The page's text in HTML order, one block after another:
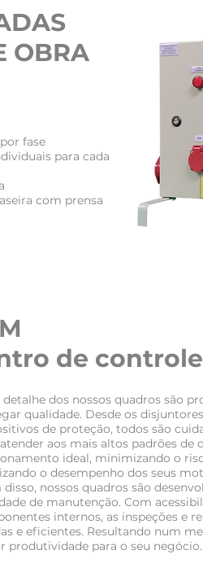
OBRA
fase
para cada
com prensa
de
detalhe dos nossos quadros são
qualidade. Desde os
de proteção, todos são
aos mais altos padrões de
ideal, minimizando o
o desempenho dos seus
disso, nossos quadros são
de manutenção. Com
internos, as inspeções e
e eficientes. Resultando num
produtividade para o seu negócio.